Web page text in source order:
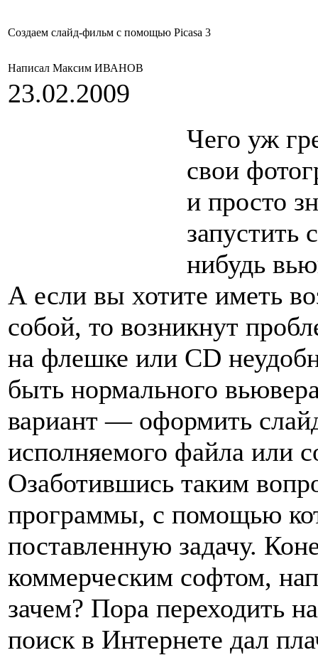
Создаем слайд-фильм с помощью Picasa 3
Написал Максим ИВАНОВ
23.02.2009
Чего уж
свои
и просто
нибудь
А если вы хотите иметь
собой, то возникнут
на флешке или CD
быть нормального
вариант — оформить
исполняемого файла или
Озаботившись таким
программы, с помощью
поставленную задачу.
коммерческим софтом,
зачем? Пора переходить
поиск в Интернете дал